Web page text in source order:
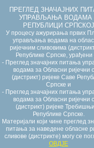
ПРЕГЛЕД ЗНАЧАЈНИХ
УПРАВЉАЊА ВОДАМА
РЕПУБЛИЦИ СРПСКОЈ
У процесу ажурирања првих
управљања водама на
ријечним сливовима
Републике Српске, урађени
- Преглед значајних питања
водама за Обласни ријечни
(дистрикт) ријеке Саве
Српске и
- Преглед значајних питања
водама за Обласни ријечни
(дистрикт) ријеке
Републике Српске.
Материјали који чине преглед
питања за наведене обласне
сливове (дистрикте) могу се
ОВДЈЕ